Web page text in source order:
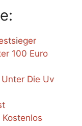
100 Euro
Die Uv